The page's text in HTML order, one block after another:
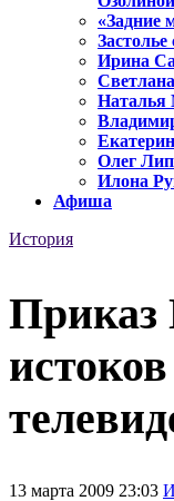
Ирина
Олег
Илона
Афиша
История
13 марта 2009 23:03